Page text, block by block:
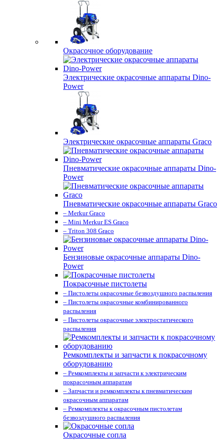
Окрасочное оборудование
Электрические окрасочные аппараты Dino-
Power
Электрические окрасочные аппараты Graco
Пневматические окрасочные аппараты Dino-
Power
Пневматические окрасочные аппараты Graco
– Merkur Graco
– Mini Merkur ES Graco
– Triton 308 Graco
Бензиновые окрасочные аппараты Dino-
Power
Покрасочные пистолеты
– Пистолеты окрасочные безвоздушного распыления
– Пистолеты окрасочные комбинированного
распыления
– Пистолеты окрасочные электростатического
распыления
Ремкомплекты и запчасти к покрасочному
оборудованию
– Ремкомплекты и запчасти к электрическим
покрасочным аппаратам
– Запчасти и ремкомплекты к пневматическим
окрасочным аппаратам
– Ремкомплекты к окрасочным пистолетам
безвоздушного распыления
Окрасочные сопла